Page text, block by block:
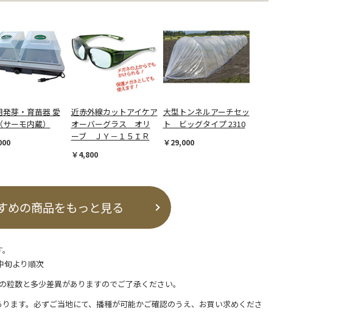
発芽・育苗器 愛
ーモ内蔵）
近赤外線カットアイケア
オーバーグラス オリ
ーブ ＪＹ－１５ＩＲ
￥4,800
大型トンネルアーチセッ
ト ビッグタイプ 2310
￥29,000
めの商品をもっと見る
旬より順次
数と多少差異がありますのでご了承ください。
ます。必ずご当地にて、播種が可能かご確認のうえ、お買い求めくださ